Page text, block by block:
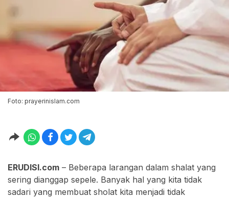
Foto: prayerinislam.com
ERUDISI.com – Beberapa larangan dalam shalat yang
sering dianggap sepele. Banyak hal yang kita tidak
sadari yang membuat sholat kita menjadi tidak